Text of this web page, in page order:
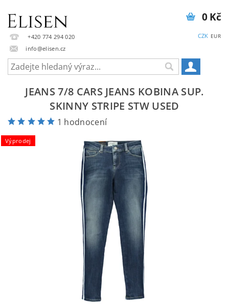
+420 774 294 020
info@elisen.cz
CZK EUR
0 Kč
JEANS 7/8 CARS JEANS KOBINA SUP.
SKINNY STRIPE STW USED
1 hodnocení
Výprodej